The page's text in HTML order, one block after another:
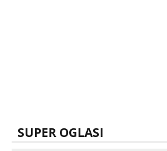
SUPER OGLASI